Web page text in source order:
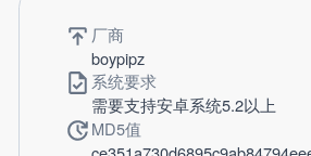
厂商
boypipz
系统要求
需要支持安卓系统5.2以上
MD5值